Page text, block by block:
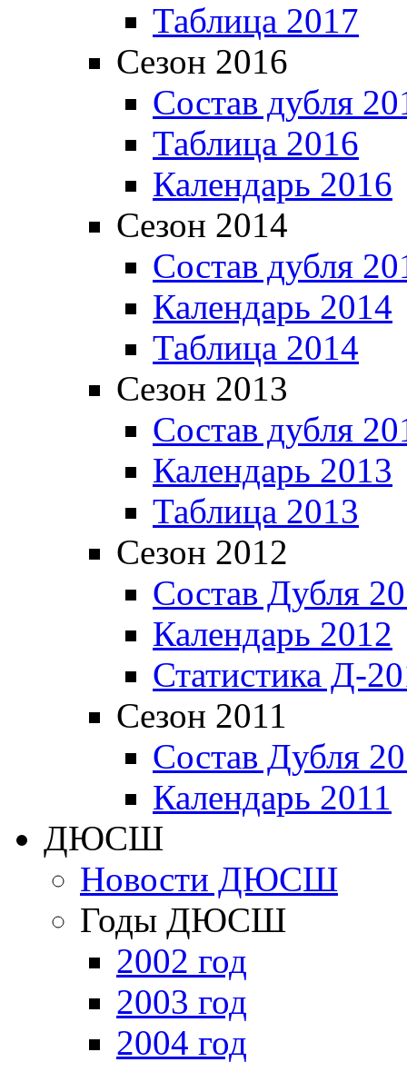
Таблица 2017
Сезон 2016
Состав дубля
Таблица 2016
Календарь 2016
Сезон 2014
Состав дубля
Календарь 2014
Таблица 2014
Сезон 2013
Состав дубля
Календарь 2013
Таблица 2013
Сезон 2012
Состав Дубля
Календарь 2012
Статистика Д-
Сезон 2011
Состав Дубля
Календарь 2011
ДЮСШ
Новости ДЮСШ
Годы ДЮСШ
2002 год
2003 год
2004 год